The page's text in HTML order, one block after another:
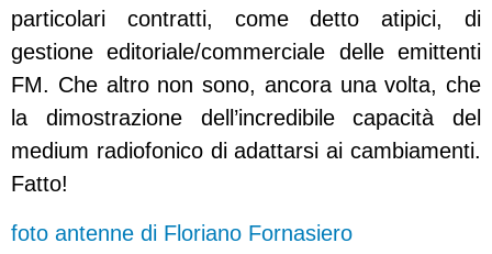
particolari contratti, come detto atipici, di
gestione editoriale/commerciale delle emittenti
FM. Che altro non sono, ancora una volta, che
la dimostrazione dell’incredibile capacità del
medium radiofonico di adattarsi ai cambiamenti.
Fatto!
foto antenne di Floriano Fornasiero